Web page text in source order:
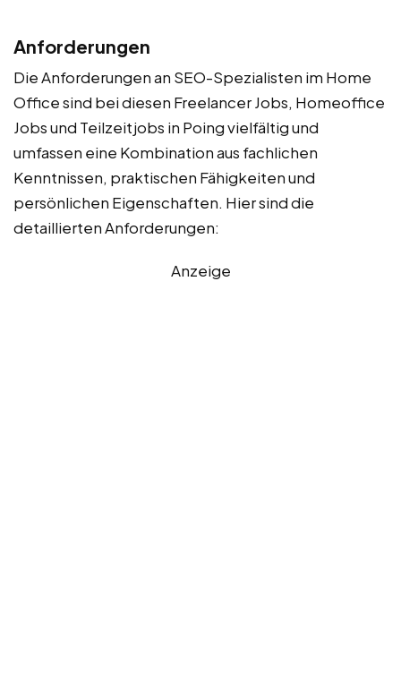
Anforderungen
Die Anforderungen an SEO-Spezialisten im Home
Office sind bei diesen Freelancer Jobs, Homeoffice
Jobs und Teilzeitjobs in Poing vielfältig und
umfassen eine Kombination aus fachlichen
Kenntnissen, praktischen Fähigkeiten und
persönlichen Eigenschaften. Hier sind die
detaillierten Anforderungen:
Anzeige